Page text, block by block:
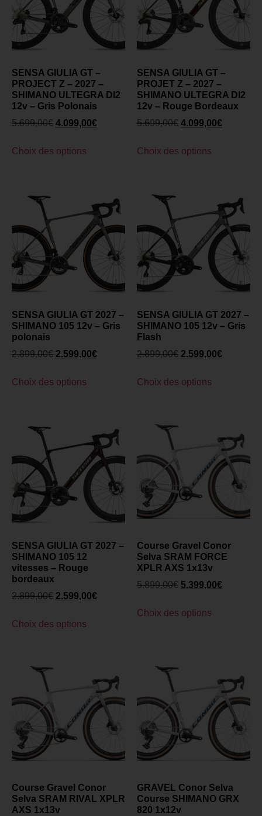
SENSA GIULIA GT –
PROJECT Z – 2027 –
SHIMANO ULTEGRA DI2
12v – Gris Polonais
5.699,00€ 4.099,00€
Choix des options
SENSA GIULIA GT –
PROJET Z – 2027 –
SHIMANO ULTEGRA DI2
12v – Rouge Bordeaux
5.699,00€ 4.099,00€
Choix des options
SENSA GIULIA GT 2027 –
SHIMANO 105 12v – Gris
polonais
2.899,00€ 2.599,00€
Choix des options
SENSA GIULIA GT 2027 –
SHIMANO 105 12v – Gris
Flash
2.899,00€ 2.599,00€
Choix des options
SENSA GIULIA GT 2027 –
SHIMANO 105 12
vitesses – Rouge
bordeaux
2.899,00€ 2.599,00€
Choix des options
Course Gravel Conor
Selva SRAM FORCE
XPLR AXS 1x13v
5.899,00€ 5.399,00€
Choix des options
Course Gravel Conor
Selva SRAM RIVAL XPLR
AXS 1x13v
GRAVEL Conor Selva
Course SHIMANO GRX
820 1x12v